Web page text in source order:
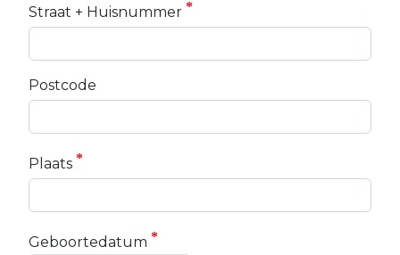
Straat + Huisnummer
Postcode
Plaats
Geboortedatum